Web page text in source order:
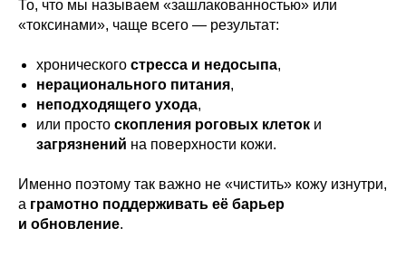
То, что мы называем «зашлакованностью» или
«токсинами», чаще всего — результат:
хронического стресса и недосыпа,
нерационального питания,
неподходящего ухода,
или просто скопления роговых клеток и
загрязнений на поверхности кожи.
Именно поэтому так важно не «чистить» кожу изнутри,
а грамотно поддерживать её барьер
и обновление.